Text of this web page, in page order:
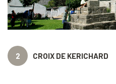
2 CROIX DE KERICHARD